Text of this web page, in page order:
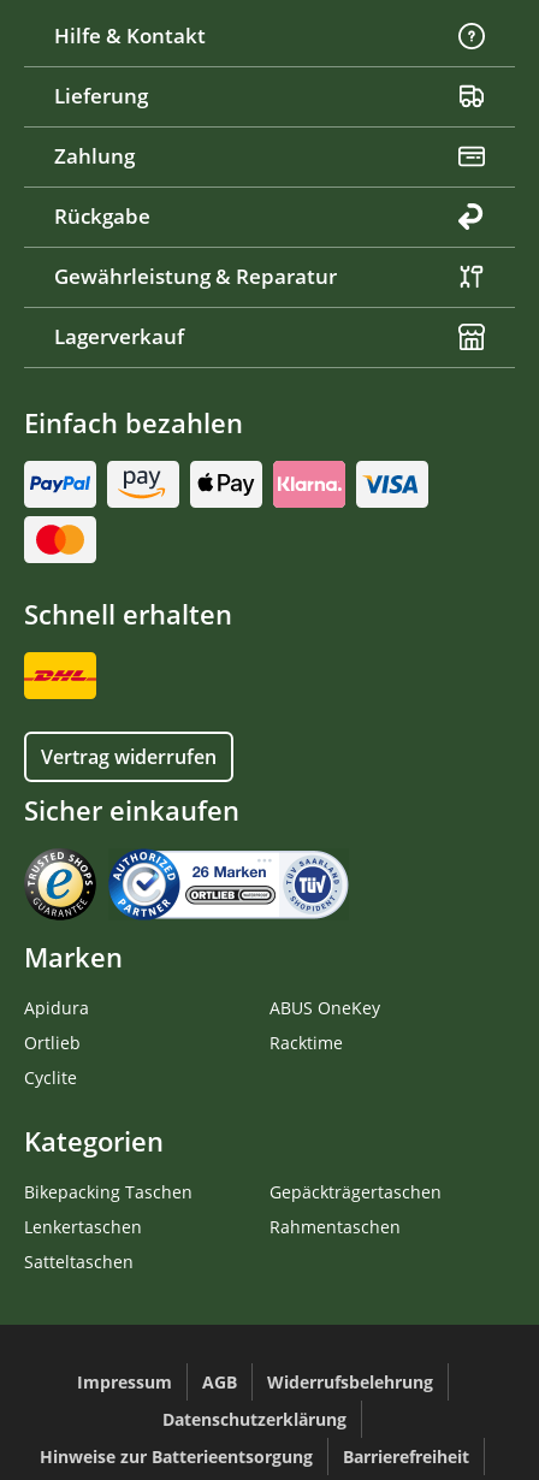
Hilfe & Kontakt
Lieferung
Zahlung
Rückgabe
Gewährleistung & Reparatur
Lagerverkauf
Einfach bezahlen
Schnell erhalten
Vertrag widerrufen
Sicher einkaufen
Marken
Apidura
Ortlieb
Cyclite
ABUS OneKey
Racktime
Kategorien
Bikepacking Taschen
Lenkertaschen
Satteltaschen
Gepäckträgertaschen
Rahmentaschen
Impressum AGB
Widerrufsbelehrung
Datenschutzerklärung
Hinweise zur Batterieentsorgung
Barrierefreiheit